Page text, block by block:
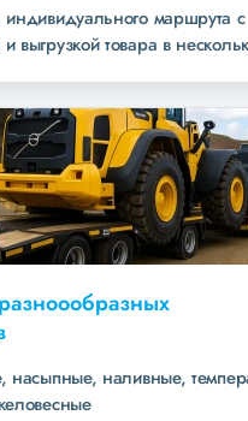
индивидуального маршрута с
выгрузкой товара в
насыпные, наливные,